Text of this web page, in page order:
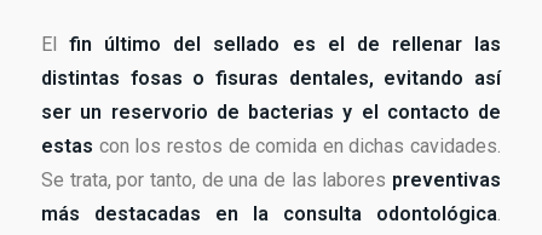
Elfin último del sellado es el de rellenar las
distintas fosas o fisuras dentales, evitando así
ser un reservorio de bacterias y el contacto de
estas con los restos de comida en dichas cavidades.
Se trata, por tanto, de una de las labores preventivas
más destacadas en la consulta odontológica.